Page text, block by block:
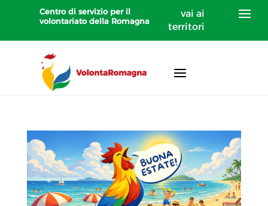
Centro di servizio per il
volontariato della Romagna
vai ai
territori